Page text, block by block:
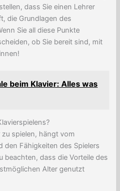
dass Sie einen Lehrer
die Grundlagen des
Sie all diese Punkte
ob Sie bereit sind, mit
beim Klavier: Alles was
spielen, hängt vom
den Fähigkeiten des Spielers
beachten, dass die Vorteile des
Alter genutzt